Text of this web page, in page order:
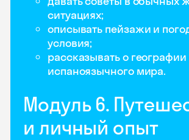
ситуациях;
описывать пейзажи и
условия;
рассказывать о географии
испаноязычного мира.
Модуль 6.
и личный опыт